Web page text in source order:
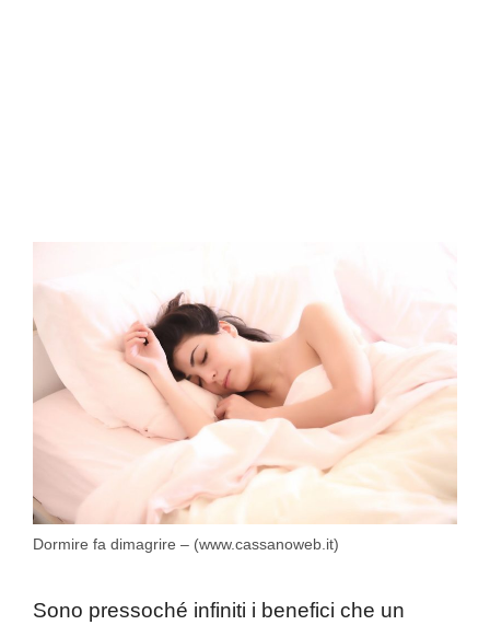
Dormire fa dimagrire – (www.cassanoweb.it)
Sono pressoché infiniti i benefici che un